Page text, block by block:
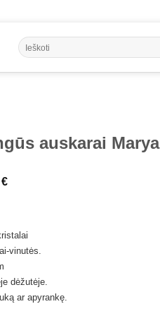
Ieškoti:
auskarai Marya
€
vinutės.
dėžutėje.
ar apyrankę.